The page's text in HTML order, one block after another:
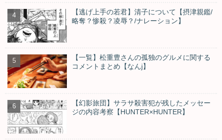
【逃げ上手の若君】清子について【摂津親鑑/
略奪？惨殺？凌辱？/ナレーション】
【一覧】松重豊さんの孤独のグルメに関する
コメントまとめ【なんj】
【幻影旅団】サラサ殺害犯が残したメッセー
ジの内容考察【HUNTER×HUNTER】